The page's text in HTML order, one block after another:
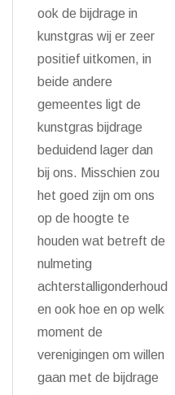
ook de bijdrage in
kunstgras wij er zeer
positief uitkomen, in
beide andere
gemeentes ligt de
kunstgras bijdrage
beduidend lager dan
bij ons. Misschien zou
het goed zijn om ons
op de hoogte te
houden wat betreft de
nulmeting
achterstalligonderhoud
en ook hoe en op welk
moment de
verenigingen om willen
gaan met de bijdrage